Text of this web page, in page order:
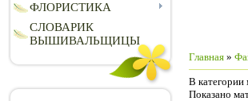
ФЛОРИСТИКА
СЛОВАРИК
ВЫШИВАЛЬЩИЦЫ
Главная »
В категории
Показано